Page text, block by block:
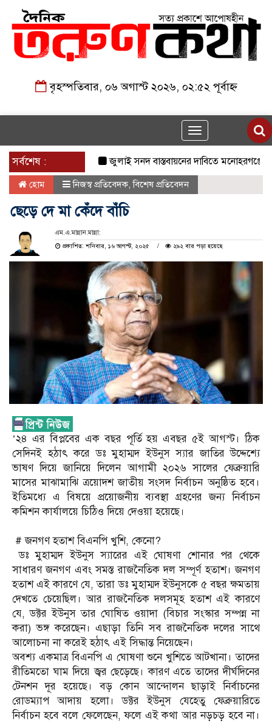
বৃহস্পতিবার, ০৬ অগাস্ট ২০২৬, ০২:৫২ পূর্বাহ্ন
Toggle
navigation
সর্বশেষ :
জুলাই সনদ বাস্তবায়নের দাবিতে মনোহরগঞ্জে
হোম নিজস্ব প্রতিবেদক,বিশেষ প্রতিবেদন
ছেড়ে দে মা কেঁদে বাঁচি
এম.এ.মান্নান.মান্না:
প্রকাশিত: শনিবার, ১৬ আগস্ট, ২০২৫
২৯২ বার পড়া হয়েছে
‎’২৪ এর বিপ্লবের এক বছর পূর্তি হয় এবছর ৫ই আগস্ট। ঠিক
সেদিনই হঠাৎ করে ডঃ মুহাম্মদ ইউনুস স্যার জাতির উদ্দেশ্যে
ভাষণ দিয়ে জানিয়ে দিলেন আগামী ২০২৬ সালের ফেব্রুয়ারি
মাসের মাঝামাঝি ত্রয়োদশ জাতীয় সংসদ নির্বাচন অনুষ্ঠিত হবে।
ইতিমধ্যে এ বিষয়ে প্রয়োজনীয় ব্যবস্থা গ্রহণের জন্য নির্বাচন
কমিশন কার্যালয়ে চিঠিও দিয়ে দেওয়া হয়েছে।
‎ # জনগণ হতাশ বিএনপি খুশি, কেনো?
‎ ডঃ মুহাম্মদ ইউনুস স্যারের এই ঘোষণা শোনার পর থেকে
সাধারণ জনগণ এবং সমস্ত রাজনৈতিক দল সম্পূর্ণ হতাশ। জনগণ
হতাশ এই কারণে যে, তারা ডঃ মুহাম্মদ ইউনুসকে ৫ বছর ক্ষমতায়
দেখতে চেয়েছিল। আর রাজনৈতিক দলসমূহ হতাশ এই কারণে
যে, ডক্টর ইউনুস তার ঘোষিত ওয়াদা (বিচার সংস্কার সম্পন্ন না
করা) ভঙ্গ করেছেন। এছাড়া তিনি সব রাজনৈতিক দলের সাথে
আলোচনা না করেই হঠাৎ এই সিদ্ধান্ত নিয়েছেন।
‎অবশ্য একমাত্র বিএনপি এ ঘোষণা শুনে খুশিতে আটখানা। তাদের
রীতিমতো ঘাম দিয়ে জ্বর ছেড়েছে। কারণ এতে তাদের দীর্ঘদিনের
টেনশন দূর হয়েছে। বড় কোন আন্দোলন ছাড়াই নির্বাচনের
রোডম্যাপ আদায় হলো। ডক্টর ইউনুস যেহেতু ফেব্রুয়ারিতে
নির্বাচন হবে বলে ফেলেছেন, ফলে এই কথা আর নড়চড় হবে না।